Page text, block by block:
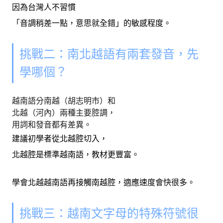
因為台灣人不習慣
「音調稍差一點，意思就全錯」的敏感程度。
挑戰二：南北越語有兩套發音，先
學哪個？
越南語分南越（胡志明市）和
北越（河內）兩種主要腔調，
用詞和發音都有差異。
建議初學者從北越腔切入，
北越腔是標準越南語，教材更豐富。
學會北越越南語再接觸南越腔，適應速度會快很多。
挑戰三：越南文字母的特殊符號很